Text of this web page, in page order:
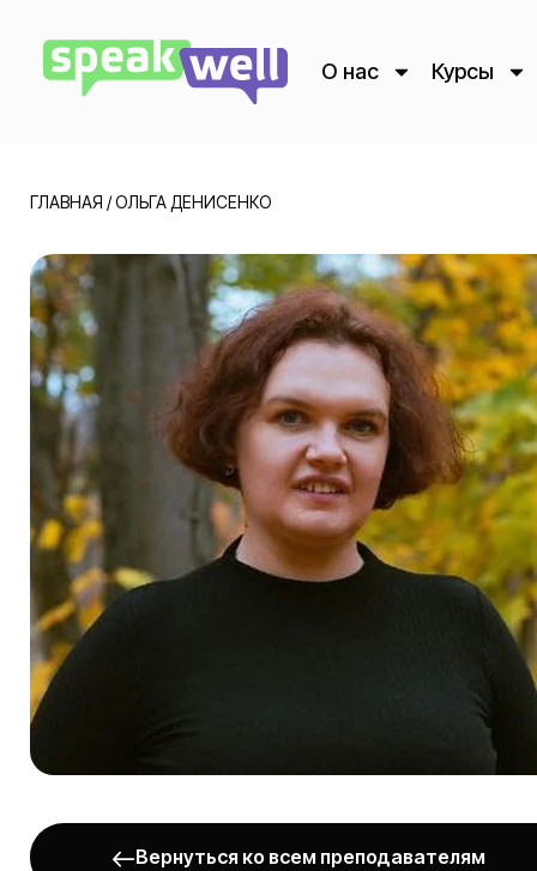
О нас Курсы
ГЛАВНАЯ /ОЛЬГА ДЕНИСЕНКО
Вернуться ко всем преподавателям